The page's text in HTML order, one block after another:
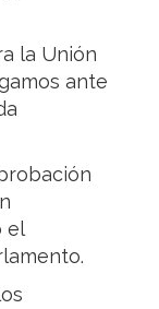
la Unión
ante
el